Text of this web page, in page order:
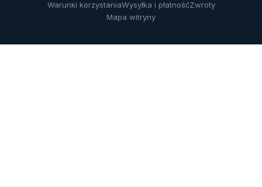
Warunki korzystaniaWysyłka i płatnośćZwroty
Mapa witryny